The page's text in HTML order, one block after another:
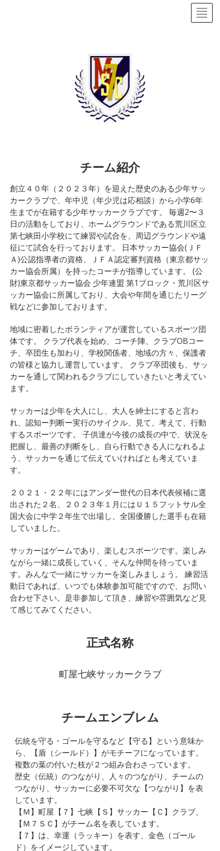
チーム紹介
創立４０年（２０２３年）を迎えた歴史のある少年サッ
カークラブで、年中児（年少児は応相談）から小学6年
生までが在籍する少年サッカークラブです。 毎週2〜３
日の活動をしており、ホームグラウンドである荒川区立
第七峡田小学校にて練習や試合を、周辺グラウンドや遠
征にて試合を行っております。 日本サッカー協会(ＪＦ
Ａ)公認指導者の資格、ＪＦＡ認定審判資格（東京都サッ
カー協会所属）を持ったコーチが指導しています。 (公
財)東京都サッカー協会 少年連盟 第1ブロック・荒川区サ
ッカー協会に所属しており、大会や年間を通じたリーグ
戦などに参加しております。
地域に密着したボランティアが運営しているスポーツ団
体です。 クラブ代表を始め、コーチ陣、クラブOBコー
チ、卒団生も加わり、学校関係者、地域の方々、保護者
の皆様と協力し運営しています。 クラブ卒団後も、サッ
カーを通して関われるクラブにしていきたいと考えてい
ます。
サッカーは少年を大人にし、大人を紳士にすると言わ
れ、認知ー判断ー実行のサイクル、見て、考えて、行動
するスポーツです。 子供達が今後の成長の中で、状況を
把握し、最善の判断をし、自ら行動できる人になれるよ
う、サッカーを通じて伝えていければとも考えていま
す。
２０２１・２２年にはアンダー世代の日本代表候補に選
出された２名、２０２３年１月にはＵ１５フットサル全
国大会に中学２年生で出場し、全国優勝した選手も在籍
していました。
サッカーはゲームであり、楽しむスポーツです。楽しみ
ながら一緒に成長していく、そんな仲間を待っていま
す。みんなで一緒にサッカーを楽しみましょう。 練習活
動日であれば、いつでも体験参加可能ですので、お問い
合わせ下さい。是非参加して頂き、練習や雰囲気など見
て感じてみてください。
正式名称
町屋七峡サッカークラブ
チームエンブレム
伝統を守る・ゴールを守るなど【守る】という意味か
ら、【盾（シールド）】がモチーフになっています。
複数の葉の付いた枝が２つ組み合わさっています。
歴史（伝統）のつながり、人々のつながり、チームの
つながり、サッカーに必要不可欠な【つながり】を表
しています。
【Ｍ】町屋【７】七峡【Ｓ】サッカー【Ｃ】クラブ、
【Ｍ７ＳＣ】がチーム名を表しています。
【７】は、幸運（ラッキー）を表す、金色（ゴール
ド）をイメージしています。